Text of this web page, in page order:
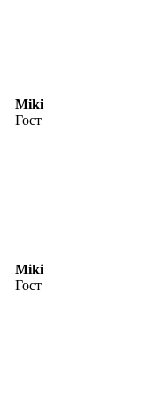
Miki
Гост
Miki
Гост